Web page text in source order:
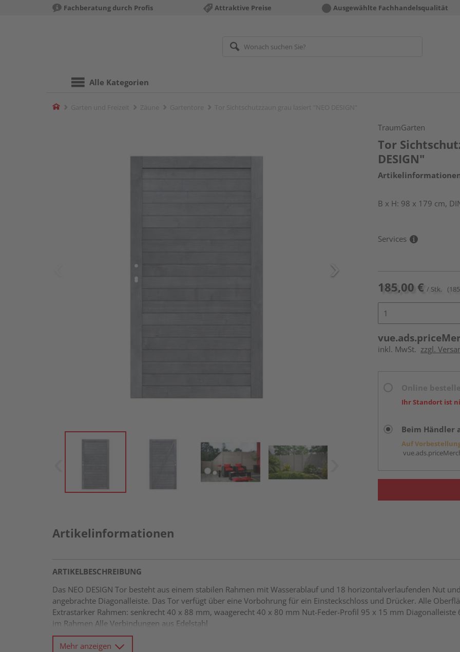
Fachberatung durch Profis Attraktive Preise Ausgewählte Fachhandelsqualität
Alle Kategorien
Home
TraumGarten
Tor
DESIGN"
B x H: 98 x 179 cm,
Services
185,00 € / Stk.
inkl. MwSt. zzgl.
Ihr Standort ist
Beim Händler
Auf
Artikelinformationen
ARTIKELBESCHREIBUNG
Das NEO DESIGN Tor besteht aus einem stabilen Rahmen mit Wasserablauf und 18 horizontalverlaufenden Nut
angebrachte Diagonalleiste. Das Tor verfügt über eine Vorbohrung für ein Einsteckschloss und Drücker. Alle
Extrastarker Rahmen: senkrecht 40 x 88 mm, waagerecht 40 x 80 mm Nut-Feder-Profil 95 x 15 mm
im Rahmen Alle Verbindungen aus Edelstahl
Mehr anzeigen